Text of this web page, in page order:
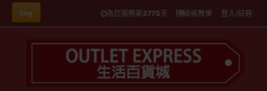
Eng 為您服務第3775天 結帳教學 登入/註冊